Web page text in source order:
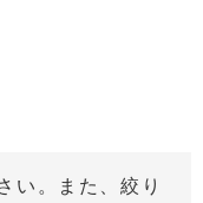
い。また、絞り